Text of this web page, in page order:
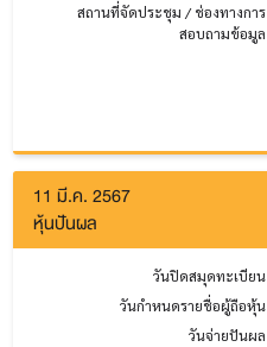
สถานที่จัดประชุม / ช่องทางการ
สอบถามข้อมูล
11 มี.ค. 2567
หุ้นปันผล
วันปิดสมุดทะเบียน
วันกำหนดรายชื่อผู้ถือหุ้น
วันจ่ายปันผล